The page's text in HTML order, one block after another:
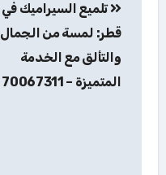
المقالات
تلميع السيراميك في
قطر: لمسة من الجمال
والتألق مع الخدمة
المتميزة – 70067311